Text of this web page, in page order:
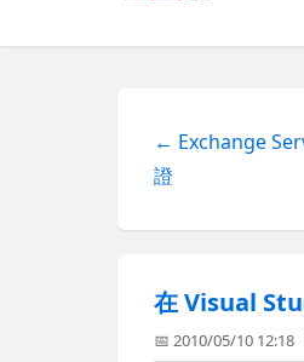
← Exchange
證
在 Visual
📅 2010/05/10 12:18